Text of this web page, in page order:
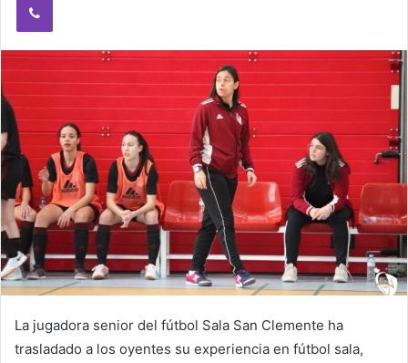
m
a
l
La jugadora senior del fútbol Sala San Clemente ha
trasladado a los oyentes su experiencia en fútbol sala,